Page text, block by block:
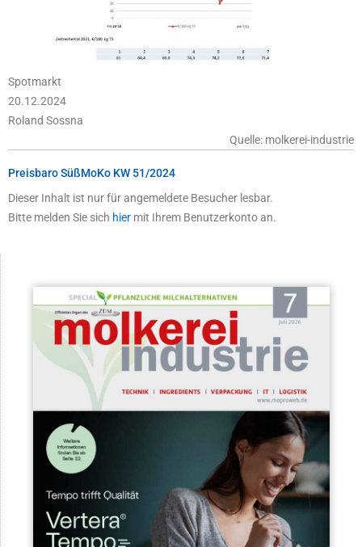
Spotmarkt
20.12.2024
Roland Sossna
Quelle: molkerei-industrie
Preisbaro SüßMoKo KW 51/2024
Dieser Inhalt ist nur für angemeldete Besucher lesbar.
Bitte melden Sie sich hier mit Ihrem Benutzerkonto an.